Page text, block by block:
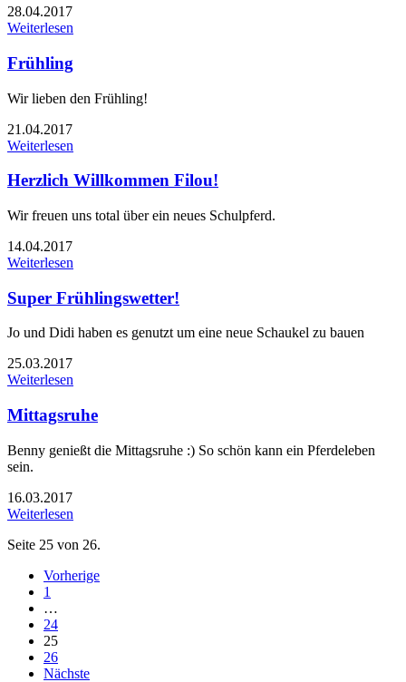
28.04.2017
Weiterlesen
Frühling
Wir lieben den Frühling!
21.04.2017
Weiterlesen
Herzlich Willkommen Filou!
Wir freuen uns total über ein neues Schulpferd.
14.04.2017
Weiterlesen
Super Frühlingswetter!
Jo und Didi haben es genutzt um eine neue Schaukel zu bauen
25.03.2017
Weiterlesen
Mittagsruhe
Benny genießt die Mittagsruhe :) So schön kann ein Pferdeleben
sein.
16.03.2017
Weiterlesen
Seite 25 von 26.
Vorherige
1
…
24
25
26
Nächste